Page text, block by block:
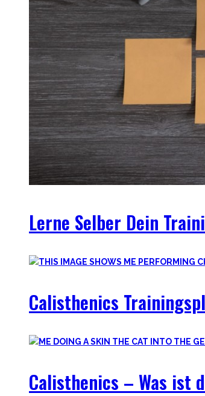
Lerne Selber Dein
Calisthenics
Calisthenics – Was ist